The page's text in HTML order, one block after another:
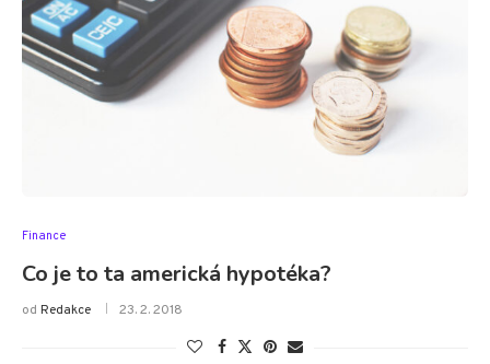
Finance
Co je to ta americká hypotéka?
od Redakce 23. 2. 2018